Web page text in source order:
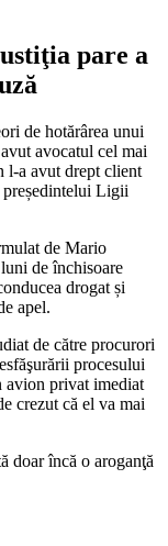
pare a
de hotărârea unui
avocatul cel mai
l-a avut drept client
Ligii
de Mario
de închisoare
drogat și
apel.
de către procurori
procesului
avion privat imediat
crezut că el va mai
doar încă o aroganţă